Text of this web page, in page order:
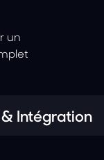
un
Intégration